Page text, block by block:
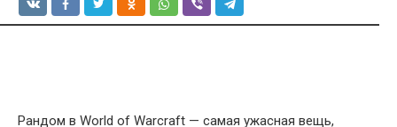
Рандом в World of Warcraft — самая ужасная вещь,